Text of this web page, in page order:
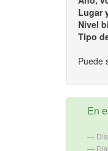
Lugar
Nivel
Tipo
Puede
En